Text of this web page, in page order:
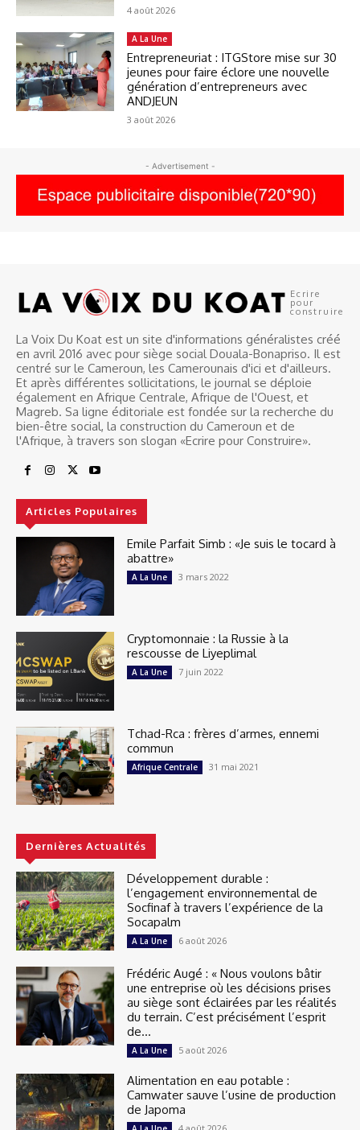
4 août 2026
A La Une
Entrepreneuriat : ITGStore mise sur 30
jeunes pour faire éclore une nouvelle
génération d’entrepreneurs avec
ANDJEUN
3 août 2026
- Advertisement -
Ecrire
pour
construire
La Voix Du Koat est un site d'informations généralistes créé
en avril 2016 avec pour siège social Douala-Bonapriso. Il est
centré sur le Cameroun, les Camerounais d'ici et d'ailleurs.
Et après différentes sollicitations, le journal se déploie
également en Afrique Centrale, Afrique de l'Ouest, et
Magreb. Sa ligne éditoriale est fondée sur la recherche du
bien-être social, la construction du Cameroun et de
l'Afrique, à travers son slogan «Ecrire pour Construire».
Articles Populaires
Emile Parfait Simb : «Je suis le tocard à
abattre»
A La Une 3 mars 2022
Cryptomonnaie : la Russie à la
rescousse de Liyeplimal
A La Une 7 juin 2022
Tchad-Rca : frères d’armes, ennemi
commun
Afrique Centrale 31 mai 2021
Dernières Actualités
Développement durable :
l’engagement environnemental de
Socfinaf à travers l’expérience de la
Socapalm
A La Une 6 août 2026
Frédéric Augé : « Nous voulons bâtir
une entreprise où les décisions prises
au siège sont éclairées par les réalités
du terrain. C’est précisément l’esprit
de...
A La Une 5 août 2026
Alimentation en eau potable :
Camwater sauve l’usine de production
de Japoma